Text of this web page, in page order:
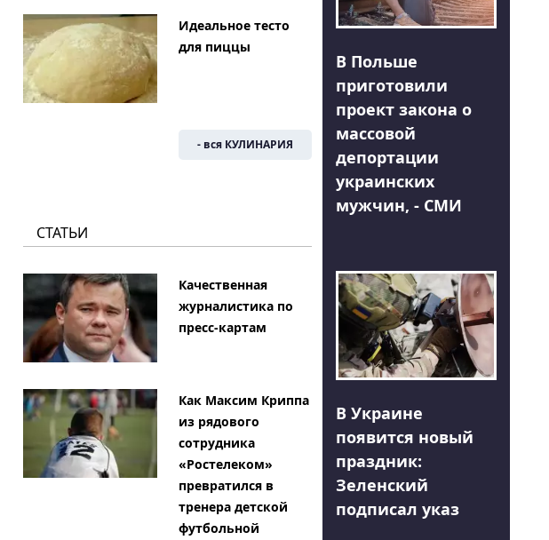
Идеальное тесто
для пиццы
- вся КУЛИНАРИЯ
СТАТЬИ
Качественная
журналистика по
пресс-картам
Как Максим Криппа
из рядового
сотрудника
«Ростелеком»
превратился в
тренера детской
футбольной
В Польше
приготовили
проект закона о
массовой
депортации
украинских
мужчин, - СМИ
В Украине
появится новый
праздник:
Зеленский
подписал указ